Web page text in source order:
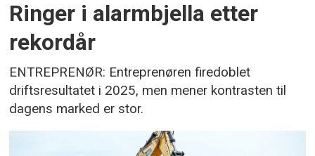
Ringer i alarmbjella etter
rekordår
ENTREPRENØR: Entreprenøren firedoblet
driftsresultatet i 2025, men mener kontrasten til
dagens marked er stor.